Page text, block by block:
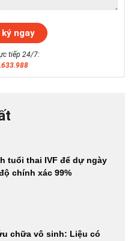
tuổi thai IVF để dự ngày
chính xác 99%
chữa vô sinh: Liệu có
tiếp 24/7: